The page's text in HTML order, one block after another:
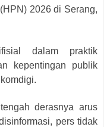
2026 di Serang,
dalam praktik
kepentingan publik
derasnya arus
pers tidak